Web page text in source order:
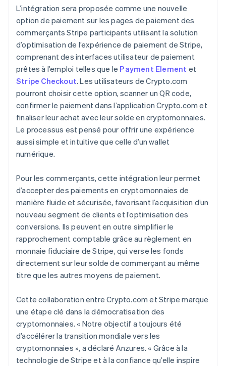
L’intégration sera proposée comme une nouvelle
option de paiement sur les pages de paiement des
commerçants Stripe participants utilisant la solution
d’optimisation de l’expérience de paiement de Stripe,
comprenant des interfaces utilisateur de paiement
prêtes à l’emploi telles que le Payment Element et
Stripe Checkout. Les utilisateurs de Crypto.com
pourront choisir cette option, scanner un QR code,
confirmer le paiement dans l’application Crypto.com et
finaliser leur achat avec leur solde en cryptomonnaies.
Le processus est pensé pour offrir une expérience
aussi simple et intuitive que celle d’un wallet
numérique.
Pour les commerçants, cette intégration leur permet
d’accepter des paiements en cryptomonnaies de
manière fluide et sécurisée, favorisant l’acquisition d’un
nouveau segment de clients et l’optimisation des
conversions. Ils peuvent en outre simplifier le
rapprochement comptable grâce au règlement en
monnaie fiduciaire de Stripe, qui verse les fonds
directement sur leur solde de commerçant au même
titre que les autres moyens de paiement.
Cette collaboration entre Crypto.com et Stripe marque
une étape clé dans la démocratisation des
cryptomonnaies. « Notre objectif a toujours été
d’accélérer la transition mondiale vers les
cryptomonnaies », a déclaré Anzures. « Grâce à la
technologie de Stripe et à la confiance qu’elle inspire